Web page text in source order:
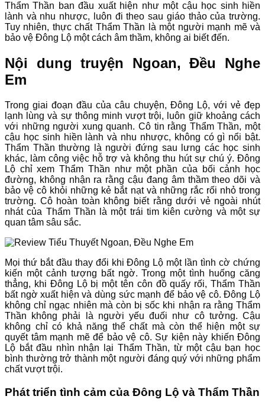
Thẩm Thần ban đầu xuất hiện như một cậu học sinh hiền
lành và nhu nhược, luôn đi theo sau giáo thảo của trường.
Tuy nhiên, thực chất Thẩm Thần là một người mạnh mẽ và
bảo vệ Đông Lộ một cách âm thầm, không ai biết đến.
Nội dung truyện Ngoan, Đều Nghe
Em
Trong giai đoạn đầu của câu chuyện, Đông Lộ, với vẻ đẹp
lạnh lùng và sự thông minh vượt trội, luôn giữ khoảng cách
với những người xung quanh. Cô tin rằng Thẩm Thần, một
cậu học sinh hiền lành và nhu nhược, không có gì nổi bật.
Thẩm Thần thường là người đứng sau lưng các học sinh
khác, làm công việc hỗ trợ và không thu hút sự chú ý. Đông
Lộ chỉ xem Thẩm Thần như một phần của bối cảnh học
đường, không nhận ra rằng cậu đang âm thầm theo dõi và
bảo vệ cô khỏi những kẻ bắt nạt và những rắc rối nhỏ trong
trường. Cô hoàn toàn không biết rằng dưới vẻ ngoài nhút
nhát của Thẩm Thần là một trái tim kiên cường và một sự
quan tâm sâu sắc.
Mọi thứ bắt đầu thay đổi khi Đông Lộ một lần tình cờ chứng
kiến một cảnh tượng bất ngờ. Trong một tình huống căng
thẳng, khi Đông Lộ bị một tên côn đồ quấy rối, Thẩm Thần
bất ngờ xuất hiện và dùng sức mạnh để bảo vệ cô. Đông Lộ
không chỉ ngạc nhiên mà còn bị sốc khi nhận ra rằng Thẩm
Thần không phải là người yếu đuối như cô tưởng. Cậu
không chỉ có khả năng thể chất mà còn thể hiện một sự
quyết tâm mạnh mẽ để bảo vệ cô. Sự kiện này khiến Đông
Lộ bắt đầu nhìn nhận lại Thẩm Thần, từ một cậu bạn học
bình thường trở thành một người đáng quý với những phẩm
chất vượt trội.
Phát triển tình cảm của Đông Lộ và Thẩm Thần